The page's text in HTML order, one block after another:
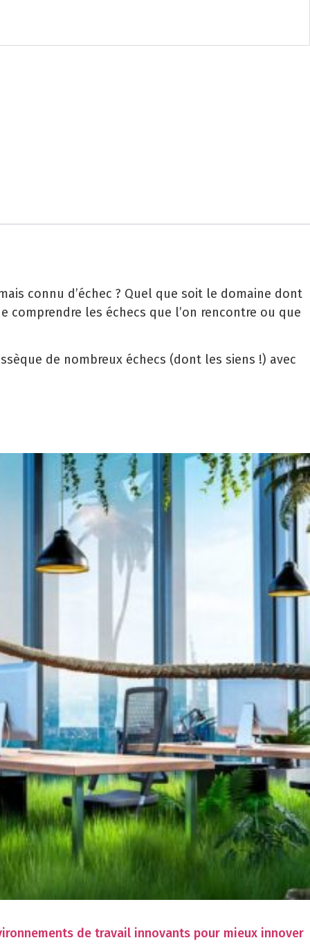
connu d’échec ? Quel que soit le domaine dont
les échecs que l’on rencontre ou que
de nombreux échecs (dont les siens !) avec
de travail innovants pour mieux innover